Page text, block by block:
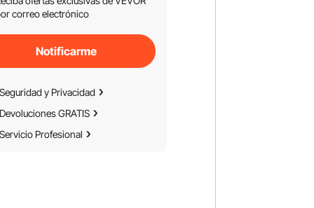
correo electrónico
Notificarme
Seguridad y Privacidad
Devoluciones GRATIS
Servicio Profesional